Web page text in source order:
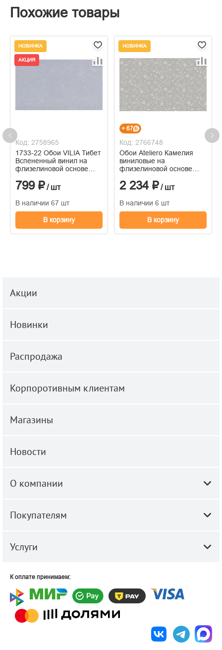
Похожие товары
НОВИНКА
АКЦИЯ
Код: 2758965
1733-22 Обои VILIA Тибет
Вспененный винил на
флизелиновой основе
799 ₽/ шт
В наличии 67 шт
В корзину
НОВИНКА
+ 67
Код: 2766748
Обои Ateliero Камелия
виниловые на
флизелиновой основе
1,06м*10м
2 234 ₽/ шт
В наличии 6 шт
В корзину
Акции
Новинки
Распродажа
Корпоротивным клиентам
Магазины
Новости
О компании
Покупателям
Услуги
К оплате принимаем: